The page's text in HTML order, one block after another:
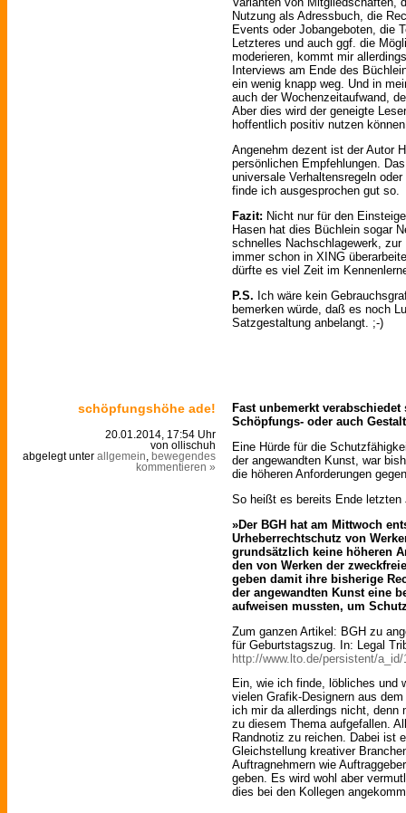
Nutzung als Adressbuch, die
Events oder Jobangeboten, die
Letzteres und auch ggf. die
moderieren, kommt mir
Interviews am Ende des
ein wenig knapp weg. Und in
auch der Wochenzeitaufwand,
Aber dies wird der geneigte
hoffentlich positiv nutzen
Angenehm dezent ist der Autor
persönlichen Empfehlungen.
universale Verhaltensregeln
finde ich ausgesprochen gut so.
Fazit: Nicht nur für den
Hasen hat dies Büchlein sogar
schnelles Nachschlagewerk,
immer schon in XING
dürfte es viel Zeit im
P.S. Ich wäre kein
bemerken würde, daß es noch
Satzgestaltung anbelangt. ;-)
schöpfungshöhe ade!
20.01.2014, 17:54 Uhr
von ollischuh
abgelegt unter allgemein
bewegendes
kommentieren »
Fast unbemerkt
Schöpfungs- oder auch
Eine Hürde für die
der angewandten Kunst, war
die höheren Anforderungen
So heißt es bereits Ende letzten
»Der BGH hat am Mittwoch
Urheberrechtschutz von
grundsätzlich keine höheren
den von Werken der
geben damit ihre bisherige
der angewandten Kunst eine
aufweisen mussten, um
Zum ganzen Artikel: BGH zu
für Geburtstagszug. In: Legal
http://www.lto.de/persistent/a_id/
Ein, wie ich finde, löbliches und
vielen Grafik-Designern aus
ich mir da allerdings nicht, denn
zu diesem Thema aufgefallen.
Randnotiz zu reichen. Dabei ist
Gleichstellung kreativer
Auftragnehmern wie
geben. Es wird wohl aber
dies bei den Kollegen